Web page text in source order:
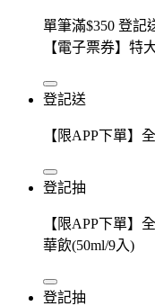
單筆滿$350 登記
【電子票券】特
登記送
【限APP下單】
登記抽
【限APP下單】
華飲(50ml/9入)
登記抽